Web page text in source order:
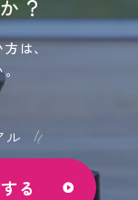
？
方は、
ル
る